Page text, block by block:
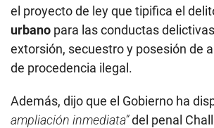
el proyecto de ley que tipifica el
urbano para las conductas
extorsión, secuestro y posesión de
de procedencia ilegal.
Además, dijo que el Gobierno ha
ampliación inmediata”del penal